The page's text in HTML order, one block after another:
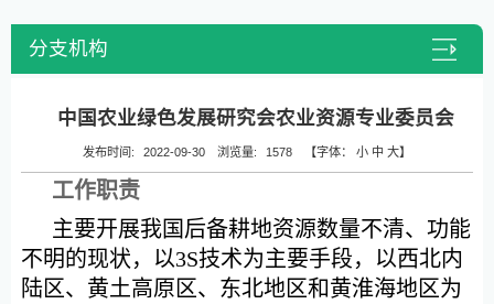
分支机构
中国农业绿色发展研究会农业资源专业委员会
发布时间: 2022-09-30 浏览量: 1578 【字体：小 中 大】
工作职责
主要开展我国后备耕地资源数量不清、功能
不明的现状，以3S技术为主要手段，以西北内
陆区、黄土高原区、东北地区和黄淮海地区为